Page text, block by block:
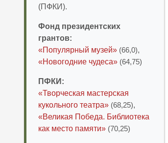
(ПФКИ).
Фонд президентских
грантов:
«Популярный музей» (66,0),
«Новогодние чудеса» (64,75)
ПФКИ:
«Творческая мастерская
кукольного театра» (68,25),
«Великая Победа. Библиотека
как место памяти» (70,25)